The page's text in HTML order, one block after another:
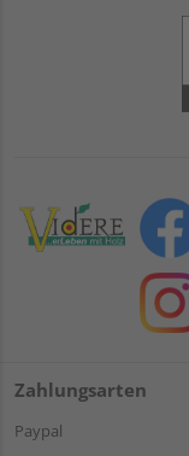
Zahlungsarten
Paypal